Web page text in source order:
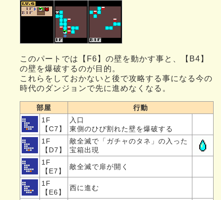
このパートでは【F6】の壁を動かす事と、【B4】
の壁を爆破するのが目的。
これらをしておかないと後で攻略する事になる今の
時代のダンジョンで先に進めなくなる。
部屋
行動
1F
【C7】
入口
東側のひび割れた壁を爆破する
1F
【D7】
敵全滅で「ガチャのタネ」の入った
宝箱出現
1F
【E7】
敵全滅で扉が開く
1F
【E6】
西に進む